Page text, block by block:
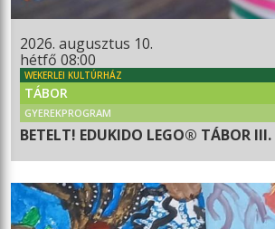
2026. augusztus 10.
hétfő 08:00
WEKERLEI KULTÚRHÁZ
TÁBOR
GYEREKPROGRAM
BETELT! EDUKIDO LEGO® TÁBOR III.